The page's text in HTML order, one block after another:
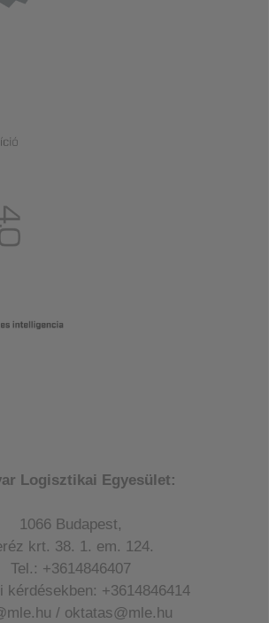
Logisztikai Egyesület:
1066 Budapest,
krt. 38. 1. em. 124.
Tel.: +3614846407
kérdésekben: +3614846414
/ oktatas@mle.hu